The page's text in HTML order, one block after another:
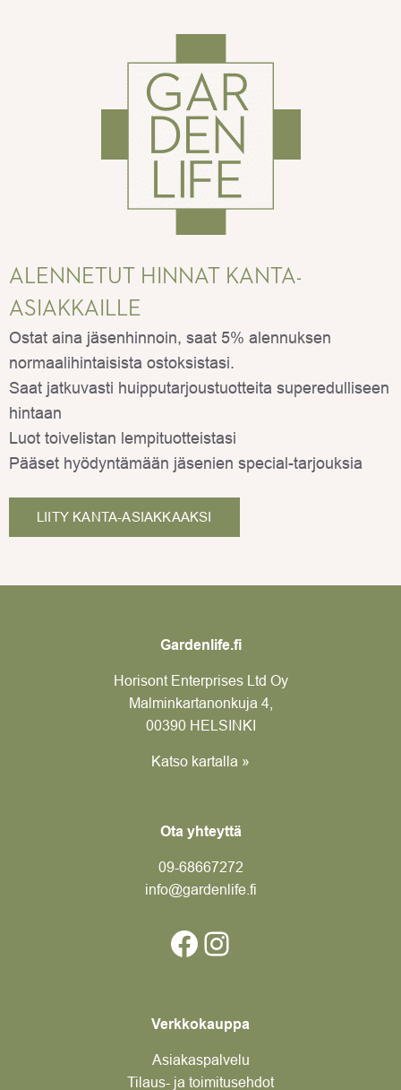
ALENNETUT HINNAT KANTA-
ASIAKKAILLE
Ostat aina jäsenhinnoin, saat 5% alennuksen
normaalihintaisista ostoksistasi.
Saat jatkuvasti huipputarjoustuotteita superedulliseen
hintaan
Luot toivelistan lempituotteistasi
Pääset hyödyntämään jäsenien special-tarjouksia
LIITY KANTA-ASIAKKAAKSI
Gardenlife.fi
Horisont Enterprises Ltd Oy
Malminkartanonkuja 4,
00390 HELSINKI
Katso kartalla »
Ota yhteyttä
09-68667272
info@gardenlife.fi
Facebook
Instagram
Verkkokauppa
Asiakaspalvelu
Tilaus- ja toimitusehdot